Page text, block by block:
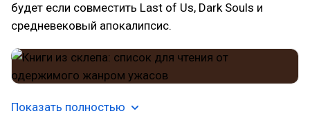
будет если совместить Last of Us, Dark Souls и
средневековый апокалипсис.
Показать полностью